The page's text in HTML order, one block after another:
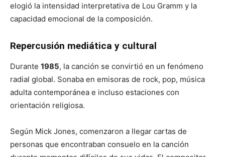
elogió la intensidad interpretativa de Lou Gramm y la
capacidad emocional de la composición.
Repercusión mediática y cultural
Durante 1985, la canción se convirtió en un fenómeno
radial global. Sonaba en emisoras de rock, pop, música
adulta contemporánea e incluso estaciones con
orientación religiosa.
Según Mick Jones, comenzaron a llegar cartas de
personas que encontraban consuelo en la canción